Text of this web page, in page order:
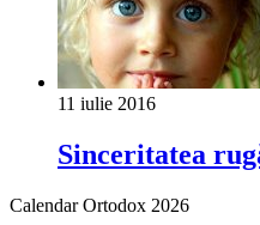
11 iulie 2016
Sinceritatea
Calendar Ortodox 2026